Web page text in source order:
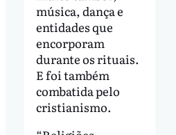
música, dança e
entidades que
encorporam
durante os rituais.
E foi também
combatida pelo
cristianismo.